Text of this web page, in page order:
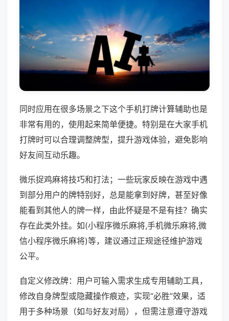
同时应用在很多场景之下这个手机打牌计算辅助也是
非常有用的，使用起来简单便捷。特别是在大家手机
打牌时可以合理调整牌型，提升游戏体验，避免影响
好友间互动乐趣。
微乐捉鸡麻将技巧和打法；一些玩家反映在游戏中遇
到部分用户的牌特别好，总是能拿到好牌，甚至好像
能看到其他人的牌一样，由此怀疑是不是有挂？确实
存在此类外挂。如(小程序微乐麻将,手机微乐麻将,微
信小程序微乐麻将)等，建议通过正规途径维护游戏
公平。
自定义修改牌：用户可输入需求生成专用辅助工具，
修改自身牌型或隐藏操作痕迹，实现“必胜”效果，适
用于多种场景（如与好友对局），但需注意遵守游戏